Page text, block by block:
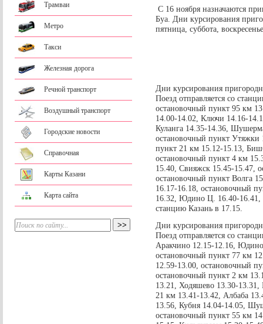
Трамваи
Метро
Такси
Железная дорога
Речной транспорт
Воздушный транспорт
Городские новости
Справочная
Карты Казани
Карта сайта
С 16 ноября назначаются
Буа. Дни курсирования
пятница, суббота,
Дни курсирования
Поезд отправляется со
остановочный пункт 95 км
14.00-14.02, Ключи 14.16-
Куланга 14.35-14.36,
остановочный пункт Утяжки
пункт 21 км 15.12-15.13,
остановочный пункт 4 км
15.40, Свияжск 15.45-15.47,
остановочный пункт Волга
16.17-16.18, остановочный
16.32, Юдино Ц. 16.40-16.41,
станцию Казань в 17.15.
Дни курсирования
Поезд отправляется со
Аракчино 12.15-12.16,
остановочный пункт 77 км
12.59-13.00, остановочный
остановочный пункт 2 км
13.21, Ходяшево 13.30-
21 км 13.41-13.42, Албаба
13.56, Кубня 14.04-14.05,
остановочный пункт 55 км